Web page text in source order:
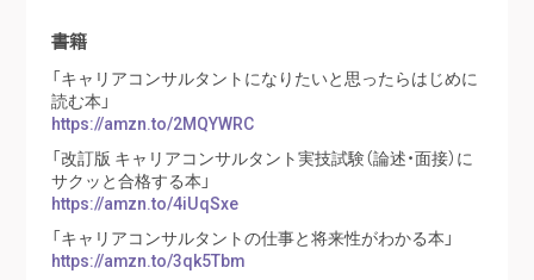
書籍
「キャリアコンサルタントになりたいと思ったらはじめに
読む本」
https://amzn.to/2MQYWRC
「改訂版 キャリアコンサルタント実技試験（論述・面接）に
サクッと合格する本」
https://amzn.to/4iUqSxe
「キャリアコンサルタントの仕事と将来性がわかる本」
https://amzn.to/3qk5Tbm